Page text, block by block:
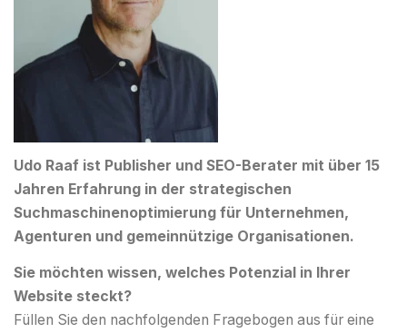
Udo Raaf ist Publisher und SEO-Berater mit über 15
Jahren Erfahrung in der strategischen
Suchmaschinenoptimierung für Unternehmen,
Agenturen und gemeinnützige Organisationen.
Sie möchten wissen, welches Potenzial in Ihrer
Website steckt?
Füllen Sie den nachfolgenden Fragebogen aus für eine